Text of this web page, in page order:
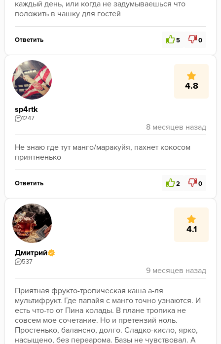
каждый день, или когда не задумываешься что
положить в чашку для гостей
Ответить 5 0
4.8
sp4rtk
1247
Не знаю где тут манго/маракуйя, пахнет кокосом
приятненько
Ответить 2 0
4.1
Дмитрий
537
Приятная фрукто-тропическая каша а-ля
мультифрукт. Где папайя с манго точно узнаются. И
есть что-то от Пина колады. В плане тропика не
совсем мое сочетание. Но и претензий ноль.
Простенько, балансно, долго. Сладко-кисло, ярко,
насыщено, без переарома. Базы не чувствовал. А